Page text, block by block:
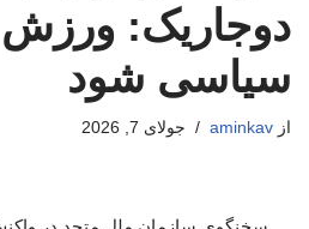
دوجاریک: ورزش
سیاسی شود
از aminkav جولای 7, 2026